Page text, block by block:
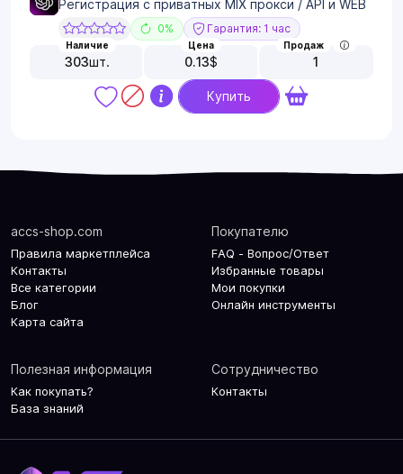
Регистрация с приватных MIX прокси / API и WEB
0% Гарантия: 1 час
Наличие
303шт.
Цена
0.13$
Продаж
1
Купить
accs-shop.com
Правила маркетплейса
Контакты
Все категории
Блог
Карта сайта
Покупателю
FAQ - Вопрос/Ответ
Избранные товары
Мои покупки
Онлайн инструменты
Полезная информация
Как покупать?
База знаний
Сотрудничество
Контакты